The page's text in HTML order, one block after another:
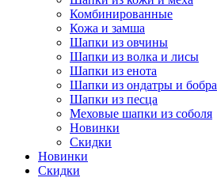
Комбинированные
Кожа и замша
Шапки из овчины
Шапки из волка и лисы
Шапки из енота
Шапки из ондатры и бобра
Шапки из песца
Меховые шапки из соболя
Новинки
Скидки
Новинки
Скидки